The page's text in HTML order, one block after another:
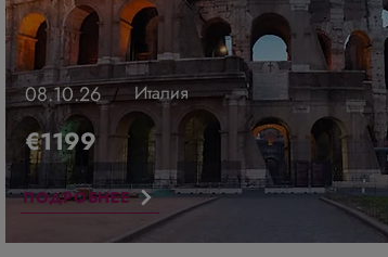
/
08.10.26 Италия
€1199
ПОДРОБНЕЕ